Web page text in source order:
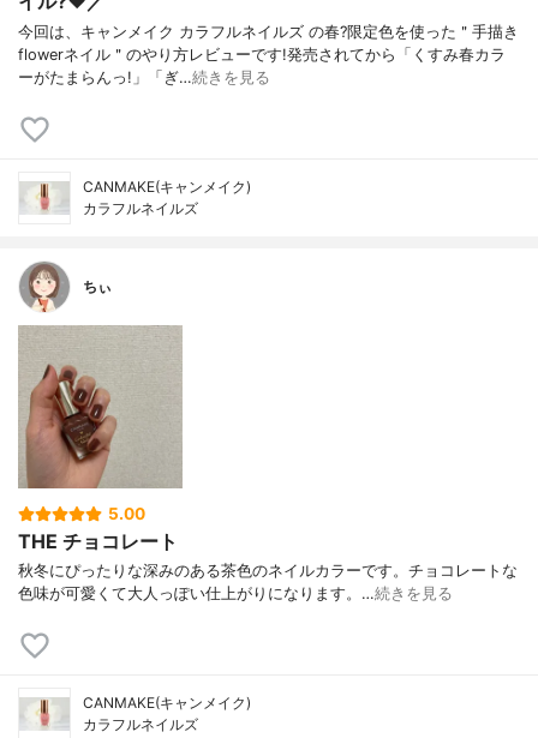
今回は、キャンメイク カラフルネイルズ の春?限定色を使った＂手描き
flowerネイル＂のやり方レビューです!発売されてから「くすみ春カラ
ーがたまらんっ!」「ぎ…続きを見る
CANMAKE(キャンメイク)
カラフルネイルズ
ちぃ
5.00
THE チョコレート
秋冬にぴったりな深みのある茶色のネイルカラーです。チョコレートな
色味が可愛くて大人っぽい仕上がりになります。…続きを見る
CANMAKE(キャンメイク)
カラフルネイルズ